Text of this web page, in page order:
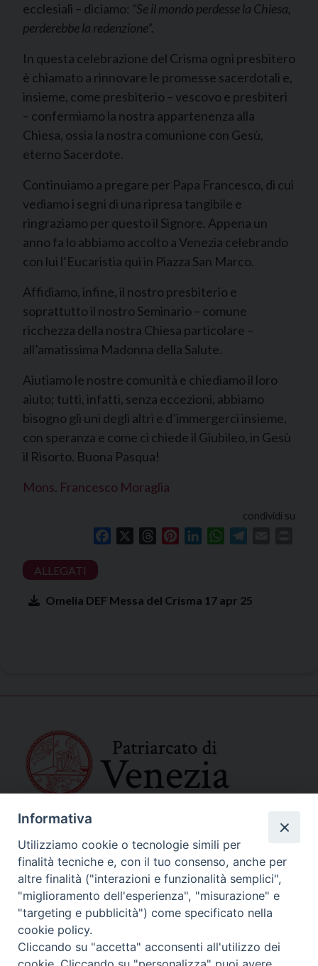
ecclesiali – diciamo: “Se il mondo perdesse la Chiesa,
perderebbe la redenzione”.
In questa celebrazione del Crisma ogni presbitero
è chiamato a rinnovare le promesse sacerdotali e,
insieme, come presbiterio – vescovo e presbiteri
– confermiamo la nostra appartenenza alla
Chiesa, ossia la nostra comunione con Gesù,
eterno Sacerdote.
Continuiamo a pregare per Papa Francesco, di cui
vediamo i segni di una ripresa tangibile e
ringraziamo per questo il Signore. Appena un
anno fa lo abbiamo accolto a Venezia celebrando
con lui l’Eucaristia qui in Piazza San Marco.
Affidiamo, infine, il nostro presbiterio e
soprattutto il nostro Seminario – comune
ricchezza della nostra Chiesa particolare –
all’amatissima Madonna della Salute.
Aiutiamo le nostre comunità e chiediamo il loro
aiuto; tutti, infatti, senza eccezioni, abbiamo
bisogno gli uni degli altri e d’immergerci insieme,
con speranza e come ci chiede il Giubileo, in Gesù
il Risorto. Buona Pasqua!
Mons. Francesco Moraglia
condividi su
Facebook ThreadsPinterestLinkedInWhatsApp
Omelia DEF Messa del Crisma 17 apr 25
SEDE PRINCIPALE
Palazzo Patriarcale
San Marco, 320/A – 30124 Venezia
Tel. 041-2702411
e-mail curia@patriarcatovenezia.it
Indirizzo PEC: patriarcatovenezia@pec.chiesacattolica.it
Policy Privacy
Informativa
Utilizziamo cookie o tecnologie simili per
finalità tecniche e, con il tuo consenso, anche per
altre finalità ("interazioni e funzionalità semplici",
"miglioramento dell'esperienza", "misurazione" e
"targeting e pubblicità") come specificato nella
cookie policy.
Cliccando su "accetta" acconsenti all'utilizzo dei